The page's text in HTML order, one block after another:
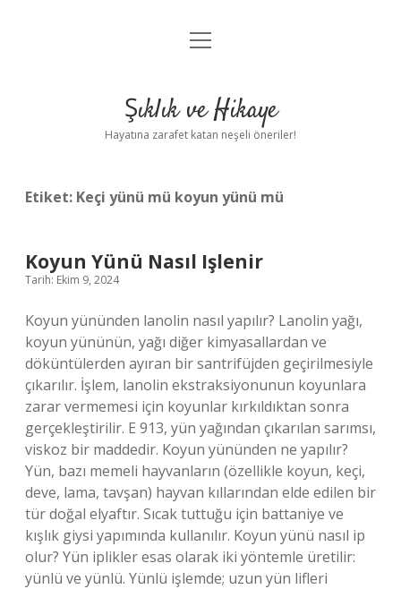
Anasayfa
Yasal Uyarı
menüyü
Şıklık ve Hikaye
Hayatına zarafet katan neşeli öneriler!
Etiket: Keçi yünü mü koyun yünü mü
Koyun Yünü Nasıl Işlenir
Tarih: Ekim 9, 2024
Koyun yününden lanolin nasıl yapılır? Lanolin yağı,
koyun yününün, yağı diğer kimyasallardan ve
döküntülerden ayıran bir santrifüjden geçirilmesiyle
çıkarılır. İşlem, lanolin ekstraksiyonunun koyunlara
zarar vermemesi için koyunlar kırkıldıktan sonra
gerçekleştirilir. E 913, yün yağından çıkarılan sarımsı,
viskoz bir maddedir. Koyun yününden ne yapılır?
Yün, bazı memeli hayvanların (özellikle koyun, keçi,
deve, lama, tavşan) hayvan kıllarından elde edilen bir
tür doğal elyaftır. Sıcak tuttuğu için battaniye ve
kışlık giysi yapımında kullanılır. Koyun yünü nasıl ip
olur? Yün iplikler esas olarak iki yöntemle üretilir:
yünlü ve yünlü. Yünlü işlemde; uzun yün lifleri